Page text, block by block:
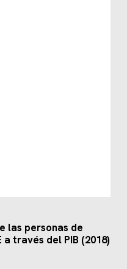
las personas de
través del PIB (2018)